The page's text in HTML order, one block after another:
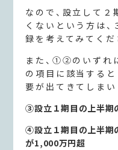
なので、設立して
くないという方は
録を考えてみてくだ
また、①②のいずれ
の項目に該当する
要が出てきてしまい
③設立１期目の上半期
④設立１期目の上半期
が1,000万円超